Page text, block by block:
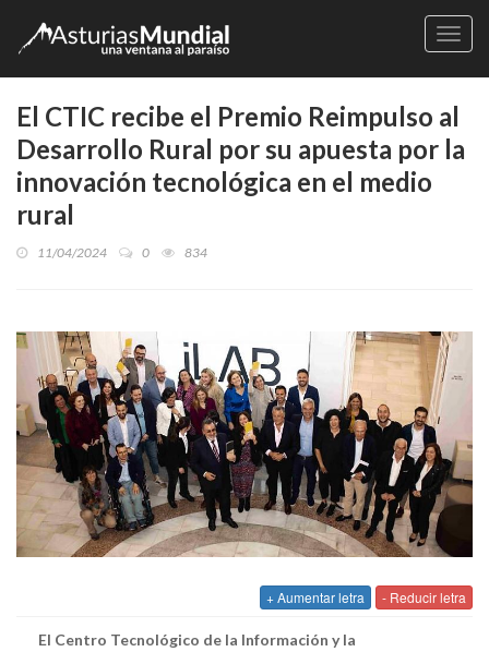
El CTIC recibe el Premio Reimpulso al
Desarrollo Rural por su apuesta por la
innovación tecnológica en el medio
rural
11/04/2024 0 834
+ Aumentar letra - Reducir letra
El Centro Tecnológico de la Información y la